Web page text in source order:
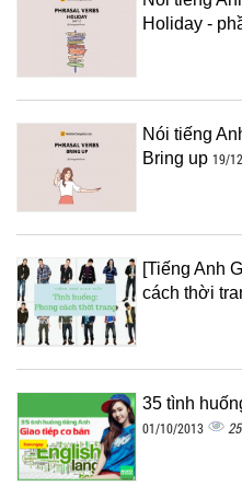
Holiday -
Nói tiếng
Bring up 19/
[Tiếng Anh
cách thời
35 tình
01/10/2013